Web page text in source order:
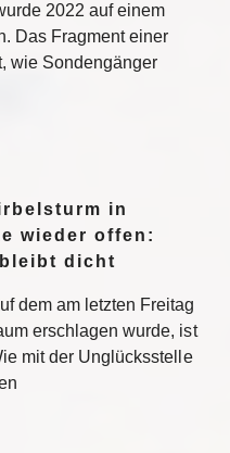
2022 auf einem
Das Fragment einer
wie Sondengänger
in
wieder offen:
dicht
dem am letzten Freitag
erschlagen wurde, ist
mit der Unglücksstelle